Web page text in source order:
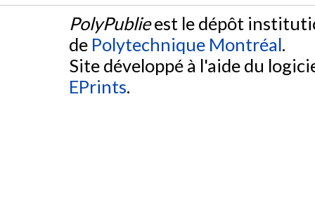
PolyPublieest le dépôt
de Polytechnique Montréal.
Site développé à l'aide du
EPrints.